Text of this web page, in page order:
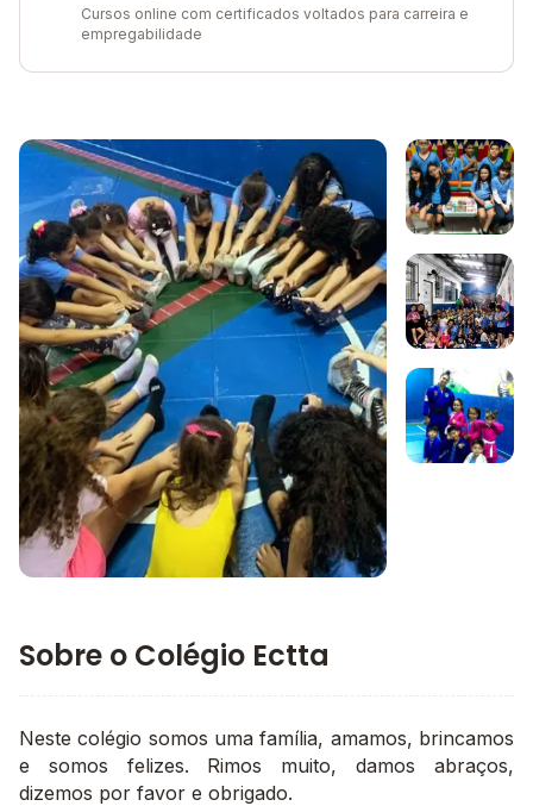
Cursos online com certificados voltados para carreira e
empregabilidade
Galeria de imagem
Imagem 1
Imagem 2
Sobre o Colégio Ectta
Neste colégio somos uma família, amamos, brincamos
e somos felizes. Rimos muito, damos abraços,
dizemos por favor e obrigado.